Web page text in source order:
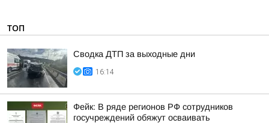
ТОП
Сводка ДТП за выходные дни
16:14
Фейк: В ряде регионов РФ сотрудников
госучреждений обяжут осваивать